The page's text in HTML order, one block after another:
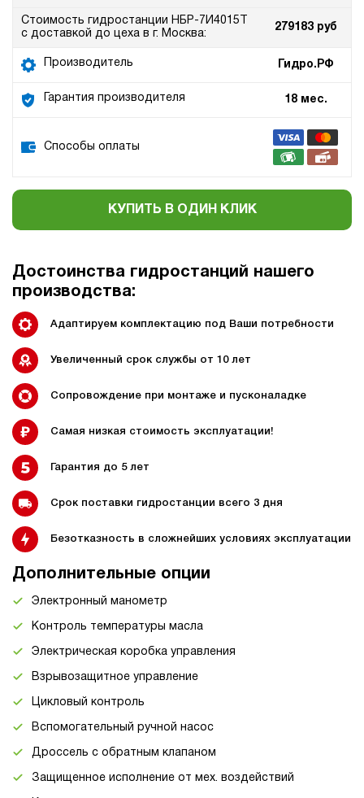
Стоимость гидростанции НБР-7И4015Т
с доставкой до цеха в г. Москва:
279183 руб
Производитель Гидро.РФ
Гарантия производителя 18 мес.
Способы оплаты
КУПИТЬ В ОДИН КЛИК
Достоинства гидростанций нашего
производства:
Адаптируем комплектацию под Ваши потребности
Увеличенный срок службы от 10 лет
Сопровождение при монтаже и пусконаладке
Самая низкая стоимость эксплуатации!
Гарантия до 5 лет
Срок поставки гидростанции всего 3 дня
Безотказность в сложнейших условиях эксплуатации
Дополнительные опции
Электронный манометр
Контроль температуры масла
Электрическая коробка управления
Взрывозащитное управление
Цикловый контроль
Вспомогательный ручной насос
Дроссель с обратным клапаном
Защищенное исполнение от мех. воздействий